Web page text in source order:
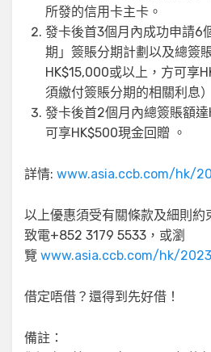
所發的信用卡主卡。
發卡後首3個月內成功申請6
期」簽賬分期計劃以及總簽
HK$15,000或以上，方可享
須繳付簽賬分期的相關利息
發卡後首2個月內總簽賬額
可享HK$500現金回贈 。
詳情: www.asia.ccb.com/hk/
以上優惠須受有關條款及細則約
致電+852 3179 5533，或瀏
覽 www.asia.ccb.com/hk/
借定唔借？還得到先好借！
備註：